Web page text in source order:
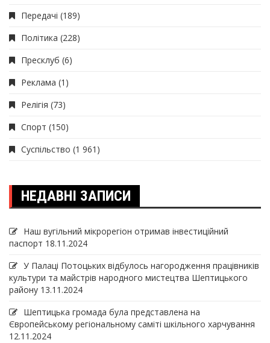
Передачі (189)
Політика (228)
Пресклуб (6)
Реклама (1)
Релігія (73)
Спорт (150)
Суспільство (1 961)
НЕДАВНІ ЗАПИСИ
Наш вугільний мікрорегіон отримав інвеcтиційний
паспорт 18.11.2024
У Палаці Потоцьких відбулось нагородження працівників
культури та майстрів народного мистецтва Шептицького
району 13.11.2024
Шептицька громада була представлена на
Європейському регіональному саміті шкільного харчування
12.11.2024